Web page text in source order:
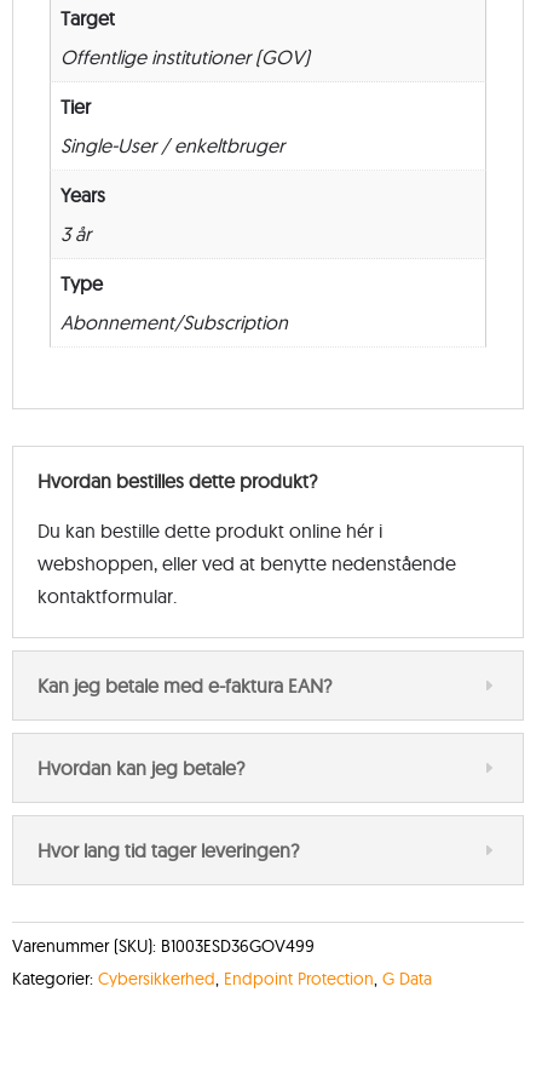
Target
Offentlige institutioner (GOV)
Tier
Single-User / enkeltbruger
Years
3 år
Type
Abonnement/Subscription
Hvordan bestilles dette produkt?
Du kan bestille dette produkt online hér i
webshoppen, eller ved at benytte nedenstående
kontaktformular.
Kan jeg betale med e-faktura EAN?
Hvordan kan jeg betale?
Hvor lang tid tager leveringen?
Varenummer (SKU): B1003ESD36GOV499
Kategorier: Cybersikkerhed, Endpoint Protection, G Data